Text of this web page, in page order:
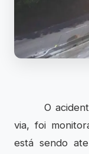
O
via, foi
está sendo